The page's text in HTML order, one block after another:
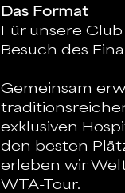
Das Format
Für unsere
Besuch des
Gemeinsam
exklusiven
den besten
erleben wir
WTA-Tour.